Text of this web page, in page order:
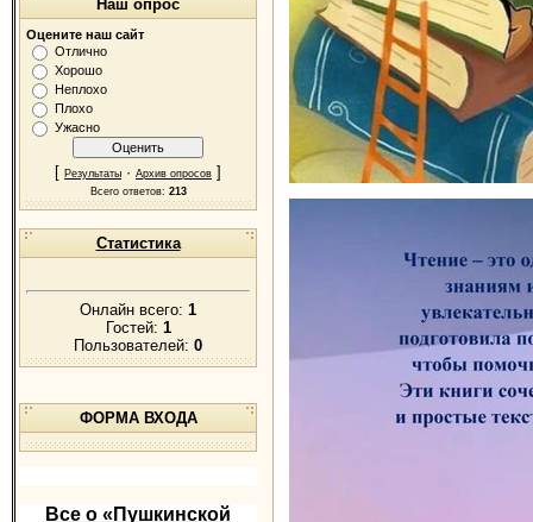
Наш опрос
Оцените наш сайт
Отлично
Хорошо
Неплохо
Плохо
Ужасно
[ Результаты · Архив опросов ]
Всего ответов: 213
Статистика
Онлайн всего: 1
Гостей: 1
Пользователей: 0
ФОРМА ВХОДА
Все о «Пушкинской